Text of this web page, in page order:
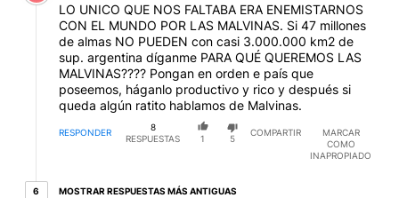
LO UNICO QUE NOS FALTABA ERA ENEMISTARNOS
CON EL MUNDO POR LAS MALVINAS. Si 47 millones
de almas NO PUEDEN con casi 3.000.000 km2 de
sup. argentina díganme PARA QUÉ QUEREMOS LAS
MALVINAS???? Pongan en orden e país que
poseemos, háganlo productivo y rico y después si
queda algún ratito hablamos de Malvinas.
RESPONDER
8
RESPUESTAS
1 5
COMPARTIR
MARCAR
COMO
INAPROPIADO
66 respuestas más antiguas
MOSTRAR RESPUESTAS MÁS ANTIGUAS